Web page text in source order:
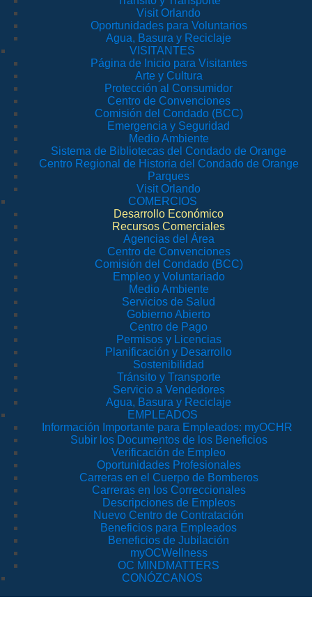
Visit Orlando
Oportunidades para Voluntarios
Agua, Basura y Reciclaje
VISITANTES
Página de Inicio para Visitantes
Arte y Cultura
Protección al Consumidor
Centro de Convenciones
Comisión del Condado (BCC)
Emergencia y Seguridad
Medio Ambiente
Sistema de Bibliotecas del Condado de Orange
Centro Regional de Historia del Condado de Orange
Parques
Visit Orlando
COMERCIOS
Desarrollo Económico
Recursos Comerciales
Agencias del Área
Centro de Convenciones
Comisión del Condado (BCC)
Empleo y Voluntariado
Medio Ambiente
Servicios de Salud
Gobierno Abierto
Centro de Pago
Permisos y Licencias
Planificación y Desarrollo
Sostenibilidad
Tránsito y Transporte
Servicio a Vendedores
Agua, Basura y Reciclaje
EMPLEADOS
Información Importante para Empleados: myOCHR
Subir los Documentos de los Beneficios
Verificación de Empleo
Oportunidades Profesionales
Carreras en el Cuerpo de Bomberos
Carreras en los Correccionales
Descripciones de Empleos
Nuevo Centro de Contratación
Beneficios para Empleados
Beneficios de Jubilación
myOCWellness
OC MINDMATTERS
CONÓZCANOS